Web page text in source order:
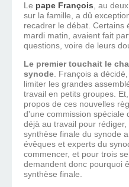
Le pape François, au
sur la famille, a dû
recadrer le débat. Certains
mardi matin, avaient fait
questions, voire de leurs
Le premier touchait le
synode. François a
limiter les grandes
travail en petits groupes.
propos de ces nouvelles
d'une commission spéciale
déjà au travail pour
synthèse finale du synode
évêques et experts du
commencer, et pour trois
demandent donc pourquoi
synthèse finale.